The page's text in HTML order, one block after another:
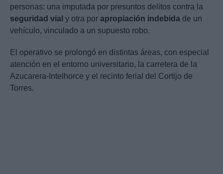
personas: una imputada por presuntos delitos contra la
seguridad vial y otra por apropiación indebida de un
vehículo, vinculado a un supuesto robo.
El operativo se prolongó en distintas áreas, con especial
atención en el entorno universitario, la carretera de la
Azucarera-Intelhorce y el recinto ferial del Cortijo de
Torres.